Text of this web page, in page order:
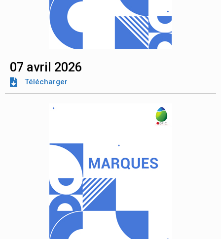
07 avril 2026
Télécharger